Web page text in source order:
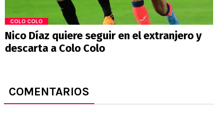
COLO COLO
Nico Díaz quiere seguir en el extranjero y
descarta a Colo Colo
COMENTARIOS